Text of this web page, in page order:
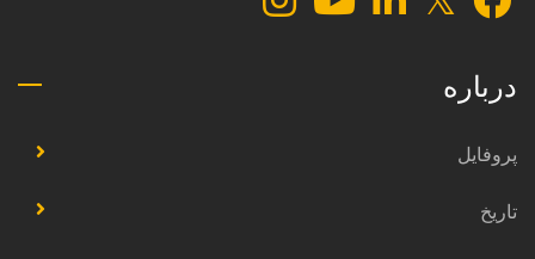
درباره
پروفایل
تاریخ